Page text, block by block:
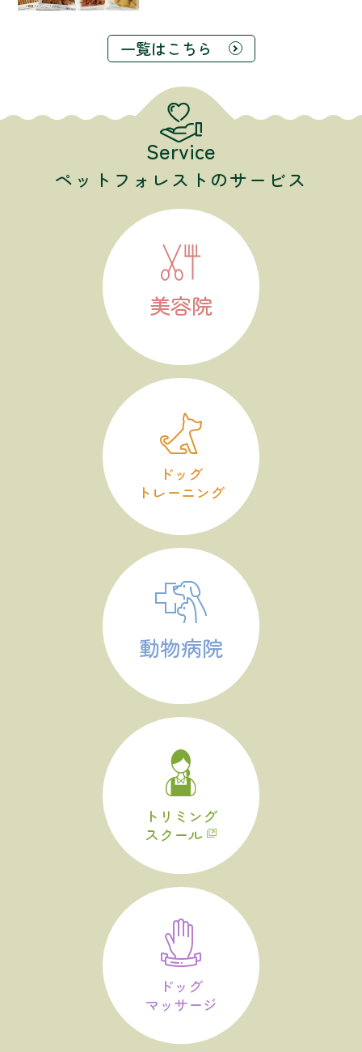
一覧はこちら
Service
ペットフォレストのサービス
美容院
ドッグ
トレーニング
動物病院
トリミング
スクール
ドッグ
マッサージ